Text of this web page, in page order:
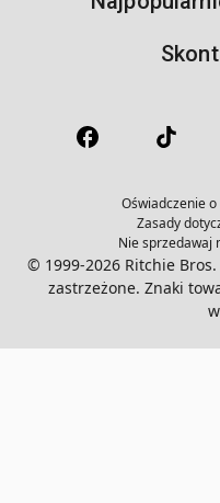
Oświadczenie
Zasady
Nie sprzedawaj
© 1999-2026 Ritchie
zastrzeżone. Znaki